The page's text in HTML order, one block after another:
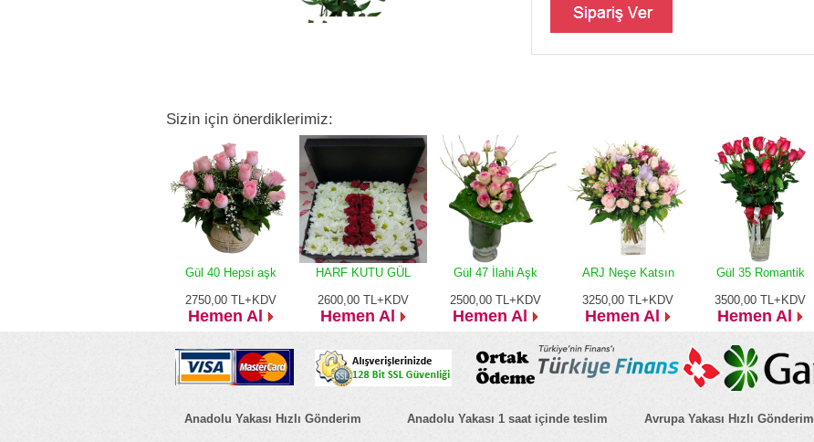
Sizin için önerdiklerimiz:
Gül 40 Hepsi aşk
2750,00 TL+KDV
Hemen Al
HARF KUTU GÜL
2600,00 TL+KDV
Hemen Al
Gül 47 İlahi Aşk
2500,00 TL+KDV
Hemen Al
ARJ Neşe Katsın
3250,00 TL+KDV
Hemen Al
Gül 35 Romantik
3500,00 TL+KDV
Hemen Al
Anadolu Yakası Hızlı Gönderim Anadolu Yakası 1 saat içinde teslim Avrupa Yakası Hızlı Gönderim